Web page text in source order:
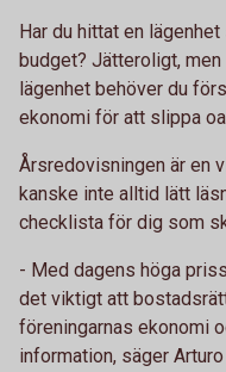
Har du hittat en
budget? Jätteroligt,
lägenhet behöver du
ekonomi för att slippa
Årsredovisningen är en
kanske inte alltid lätt
checklista för dig som
- Med dagens höga
det viktigt att
föreningarnas ekonomi
information, säger